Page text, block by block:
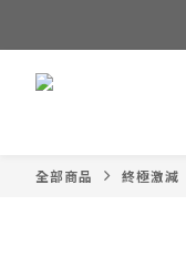
全部商品 終極激減